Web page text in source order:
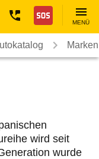
Nothilfe
MENÜ
wird seit
wurde